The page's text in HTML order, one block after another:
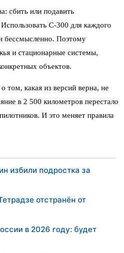
сбить или подавить
С-300 для каждого
бессмысленно. Поэтому
и стационарные системы,
объектов.
том, какая из версий верна, не
в 2 500 километров перестало
И это меняет правила
избили подростка за
отстранён от
в 2026 году: будет